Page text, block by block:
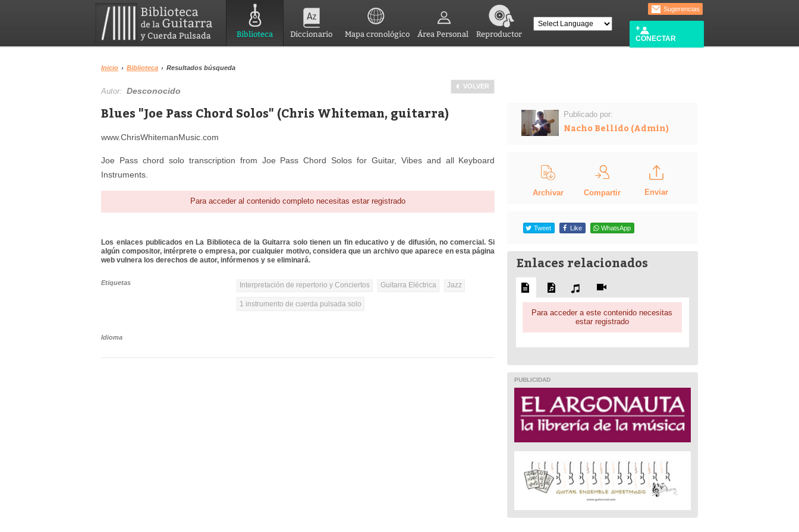
Biblioteca Diccionario Mapa cronológico Área Personal Reproductor
Sugerencias
CONECTAR
Inicio › Biblioteca › Resultados búsqueda
VOLVER
Autor:Desconocido
Blues "Joe Pass Chord Solos" (Chris Whiteman, guitarra)
www.ChrisWhitemanMusic.com
Joe Pass chord solo transcription from Joe Pass Chord Solos for Guitar, Vibes and all Keyboard
Instruments.
Para acceder al contenido completo necesitas estar registrado
Los enlaces publicados en La Biblioteca de la Guitarra solo tienen un fin educativo y de difusión, no comercial. Si
algún compositor, intérprete o empresa, por cualquier motivo, considera que un archivo que aparece en esta página
web vulnera los derechos de autor, infórmenos y se eliminará.
Etiquetas Interpretación de repertorio y Conciertos Guitarra Eléctrica Jazz
1 instrumento de cuerda pulsada solo
Idioma
Publicado por:
Nacho Bellido (Admin)
Archivar Compartir Enviar
Tweet Like WhatsApp
Enlaces relacionados
Para acceder a este contenido necesitas
estar registrado
PUBLICIDAD